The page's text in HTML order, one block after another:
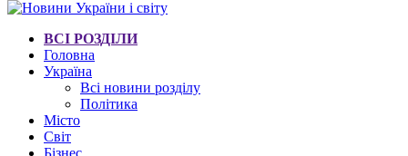
ВСІ РОЗДІЛИ
Головна
Україна
Всі новини розділу
Політика
Місто
Світ
Бізнес